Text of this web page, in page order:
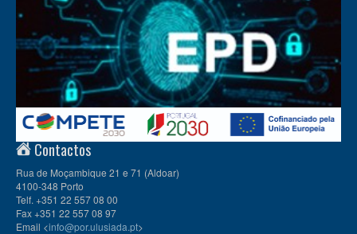
Contactos
Rua de Moçambique 21 e 71 (Aldoar)
4100-348 Porto
Telf. +351 22 557 08 00
Fax +351 22 557 08 97
Email <info@por.ulusiada.pt>